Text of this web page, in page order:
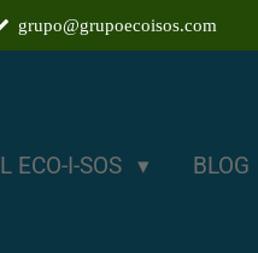
grupo@grupoecoisos.com
ECO-I-SOS
BLOG